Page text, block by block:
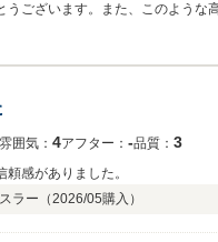
ございます。また、このよう
雰囲気： 4アフター： ‐品質： 3
感がありました。
ラー（2026/05購入）